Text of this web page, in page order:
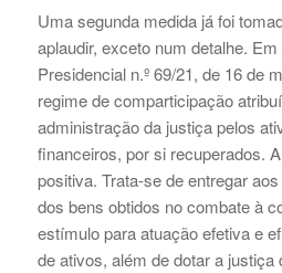
Uma segunda medida já foi
aplaudir, exceto num detalhe.
Presidencial n.º 69/21, de 16 de
regime de comparticipação
administração da justiça pelos
financeiros, por si recuperados.
positiva. Trata-se de entregar
dos bens obtidos no combate à
estímulo para atuação efetiva e
de ativos, além de dotar a justiça